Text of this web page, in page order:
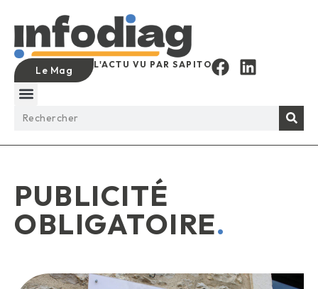
Le Mag L'ACTU VU PAR SAPITO
PUBLICITÉ
OBLIGATOIRE.